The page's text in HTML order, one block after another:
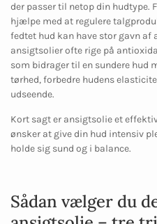
der passer til netop din hudtype.
hjælpe med at regulere
fedtet hud kan have stor gavn af
ansigtsolier ofte rige på
som bidrager til en sundere hud
tørhed, forbedre hudens
udseende.
Kort sagt er ansigtsolie et
ønsker at give din hud intensiv
holde sig sund og i balance.
Sådan vælger du